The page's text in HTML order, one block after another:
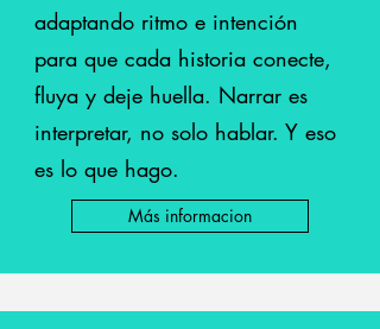
adaptando ritmo e intención
para que cada historia conecte,
fluya y deje huella. Narrar es
interpretar, no solo hablar. Y eso
es lo que hago.
Más informacion